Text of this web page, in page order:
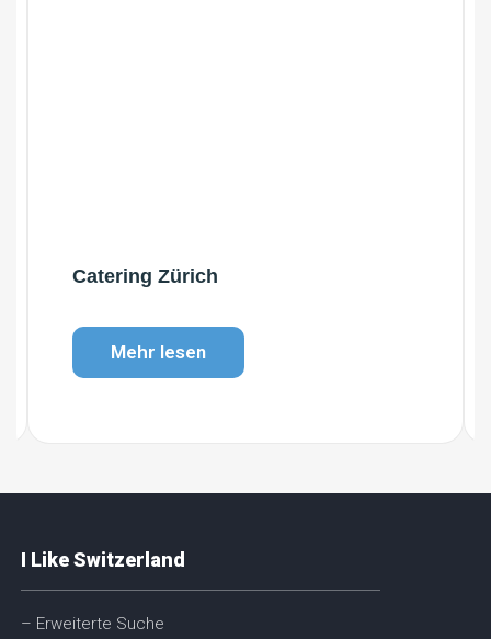
Catering Zürich
Mehr lesen
I Like Switzerland
– Erweiterte Suche